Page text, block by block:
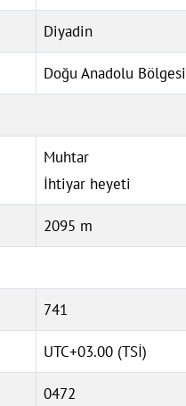
Diyadin
Doğu Anadolu Bölgesi
Muhtar
İhtiyar heyeti
2095 m
741
UTC+03.00 (TSİ)
0472